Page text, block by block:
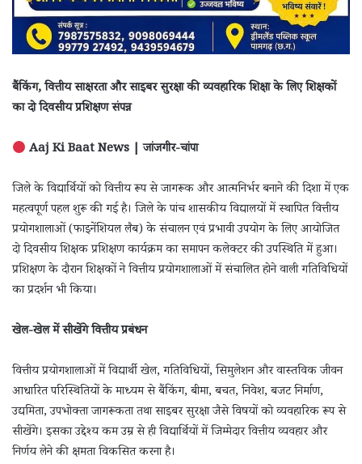
बैंकिंग, वित्तीय साक्षरता और साइबर सुरक्षा की व्यवहारिक शिक्षा के लिए शिक्षकों
का दो दिवसीय प्रशिक्षण संपन्न
Aaj Ki Baat News | जांजगीर-चांपा
जिले के विद्यार्थियों को वित्तीय रूप से जागरूक और आत्मनिर्भर बनाने की दिशा में एक
महत्वपूर्ण पहल शुरू की गई है। जिले के पांच शासकीय विद्यालयों में स्थापित वित्तीय
प्रयोगशालाओं (फाइनेंशियल लैब) के संचालन एवं प्रभावी उपयोग के लिए आयोजित
दो दिवसीय शिक्षक प्रशिक्षण कार्यक्रम का समापन कलेक्टर की उपस्थिति में हुआ।
प्रशिक्षण के दौरान शिक्षकों ने वित्तीय प्रयोगशालाओं में संचालित होने वाली गतिविधियों
का प्रदर्शन भी किया।
खेल-खेल में सीखेंगे वित्तीय प्रबंधन
वित्तीय प्रयोगशालाओं में विद्यार्थी खेल, गतिविधियों, सिमुलेशन और वास्तविक जीवन
आधारित परिस्थितियों के माध्यम से बैंकिंग, बीमा, बचत, निवेश, बजट निर्माण,
उद्यमिता, उपभोक्ता जागरूकता तथा साइबर सुरक्षा जैसे विषयों को व्यवहारिक रूप से
सीखेंगे। इसका उद्देश्य कम उम्र से ही विद्यार्थियों में जिम्मेदार वित्तीय व्यवहार और
निर्णय लेने की क्षमता विकसित करना है।